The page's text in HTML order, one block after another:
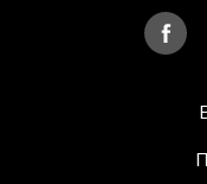
фотография с AI“.
мениджър на